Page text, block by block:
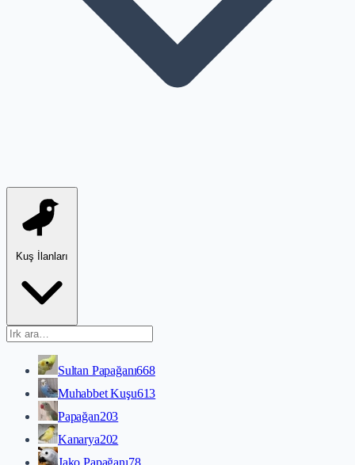
Kuş İlanları
Sultan Papağanı668
Muhabbet Kuşu613
Papağan203
Kanarya202
Jako Papağanı78